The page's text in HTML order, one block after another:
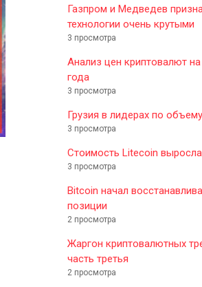
Газпром и Медведев
технологии очень крутыми
3 просмотра
Анализ цен криптовалют
года
3 просмотра
Грузия в лидерах по
3 просмотра
Стоимость Litecoin
3 просмотра
Bitcoin начал
позиции
2 просмотра
Жаргон криптовалютных
часть третья
2 просмотра